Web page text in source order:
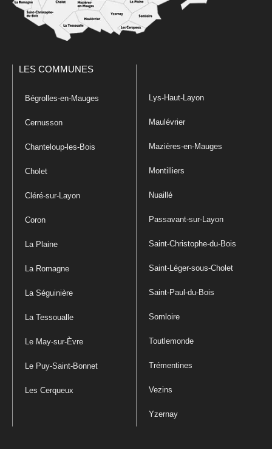
LES COMMUNES
Bégrolles-en-Mauges
Cernusson
Chanteloup-les-Bois
Cholet
Cléré-sur-Layon
Coron
La Plaine
La Romagne
La Séguinière
La Tessoualle
Le May-sur-Èvre
Le Puy-Saint-Bonnet
Les Cerqueux
Lys-Haut-Layon
Maulévrier
Mazières-en-Mauges
Montilliers
Nuaillé
Passavant-sur-Layon
Saint-Christophe-du-Bois
Saint-Léger-sous-Cholet
Saint-Paul-du-Bois
Somloire
Toutlemonde
Trémentines
Vezins
Yzernay